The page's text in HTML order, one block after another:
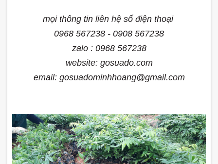
mọi thông tin liên hệ số điện thoại
0968 567238 - 0908 567238
zalo : 0968 567238
website: gosuado.com
email: gosuadominhhoang@gmail.com